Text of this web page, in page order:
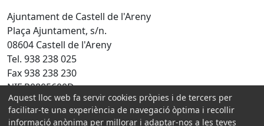
Ajuntament de Castell de l'Areny
Plaça Ajuntament, s/n.
08604 Castell de l'Areny
Tel. 938 238 025
Fax 938 238 230
NIF P0805600D
Amb la col·laboració de:
Aquest lloc web fa servir cookies pròpies i de tercers per
facilitar-te una experiència de navegació òptima i recollir
informació anònima per millorar i adaptar-nos a les teves